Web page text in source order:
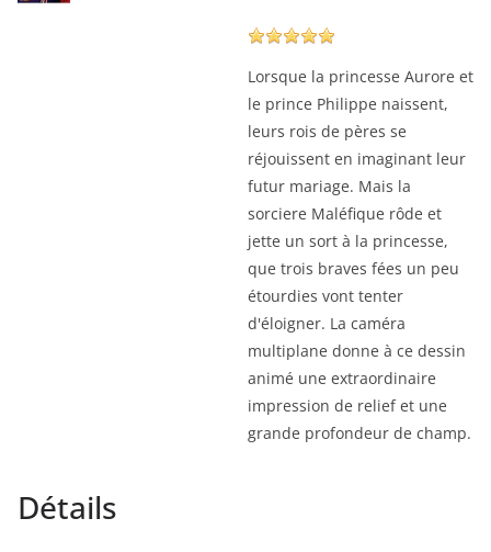
Lorsque la princesse Aurore et
le prince Philippe naissent,
leurs rois de pères se
réjouissent en imaginant leur
futur mariage. Mais la
sorciere Maléfique rôde et
jette un sort à la princesse,
que trois braves fées un peu
étourdies vont tenter
d'éloigner. La caméra
multiplane donne à ce dessin
animé une extraordinaire
impression de relief et une
grande profondeur de champ.
Détails